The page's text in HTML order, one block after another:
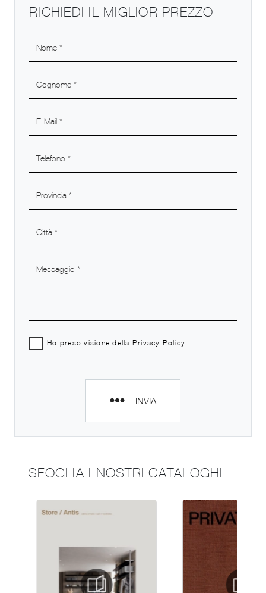
RICHIEDI IL MIGLIOR PREZZO
Ho preso visione della Privacy Policy
INVIA
SFOGLIA I NOSTRI CATALOGHI